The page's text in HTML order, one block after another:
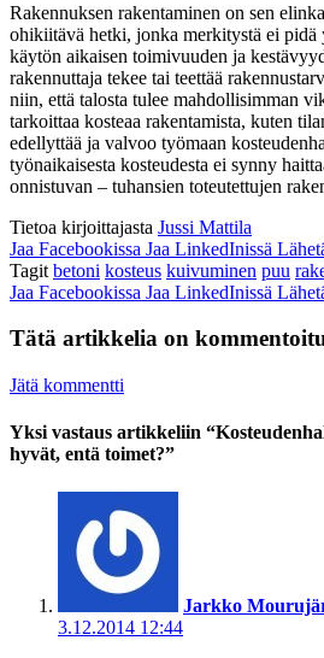
Rakennuksen rakentaminen on sen
ohikiitävä hetki, jonka merkitystä ei pidä
käytön aikaisen toimivuuden ja
rakennuttaja tekee tai teettää
niin, että talosta tulee mahdollisimman
tarkoittaa kosteaa rakentamista, kuten
edellyttää ja valvoo työmaan
työnaikaisesta kosteudesta ei synny
onnistuvan – tuhansien toteutettujen
Tietoa kirjoittajasta Jussi Mattila
Jaa Facebookissa Jaa LinkedInissä
Tagit betoni kosteus kuivuminen puu
Jaa Facebookissa Jaa LinkedInissä
Tätä artikkelia on
Jätä kommentti
Yksi vastaus artikkeliin
hyvät, entä toimet?”
Jarkko
3.12.2014 12:44